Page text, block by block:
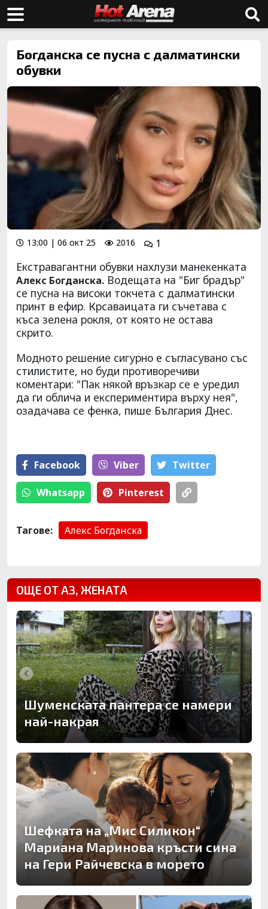
Богданска се пусна с далматински
обувки
13:00 | 06 окт 25 2016 1
Екстравагантни обувки нахлузи манекенката
Алекс Богданска. Водещата на "Биг брадър"
се пусна на високи токчета с далматински
принт в ефир. Крсаваицата ги съчетава с
къса зелена рокля, от която не остава
скрито.
Модното решение сигурно е съгласувано със
стилистите, но буди противоречиви
коментари: "Пак някой връзкар се е уредил
да ги облича и експериментира върху нея",
озадачава се фенка, пише България Днес.
Facebook Viber Тwitter
Whatsapp Pinterest
Тагове: Алекс Богданска
ОЩЕ ОТ АЗ, ЖЕНАТА
Шуменската пантера се намери
най-накрая
Шефката на „Мис Силикон“
Мариана Маринова кръсти сина
на Гери Райчевска в морето